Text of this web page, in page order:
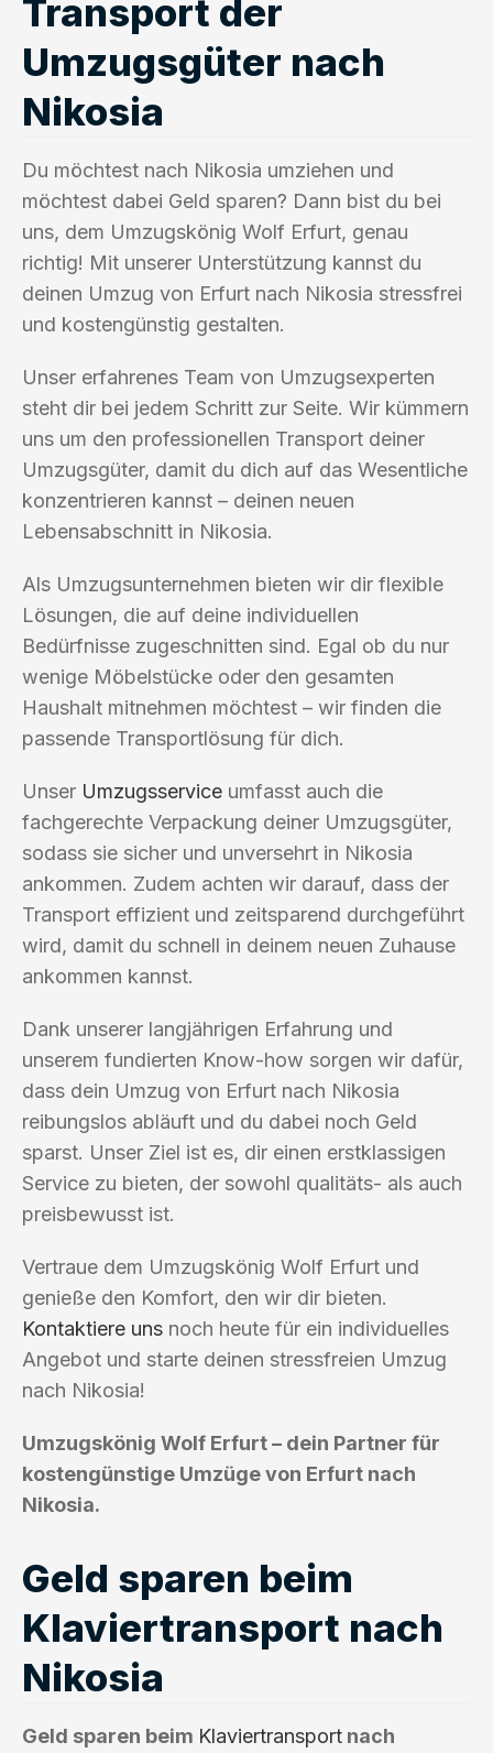
Transport der
Umzugsgüter nach
Nikosia
Du möchtest nach Nikosia umziehen und
möchtest dabei Geld sparen? Dann bist du bei
uns, dem Umzugskönig Wolf Erfurt, genau
richtig! Mit unserer Unterstützung kannst du
deinen Umzug von Erfurt nach Nikosia stressfrei
und kostengünstig gestalten.
Unser erfahrenes Team von Umzugsexperten
steht dir bei jedem Schritt zur Seite. Wir kümmern
uns um den professionellen Transport deiner
Umzugsgüter, damit du dich auf das Wesentliche
konzentrieren kannst – deinen neuen
Lebensabschnitt in Nikosia.
Als Umzugsunternehmen bieten wir dir flexible
Lösungen, die auf deine individuellen
Bedürfnisse zugeschnitten sind. Egal ob du nur
wenige Möbelstücke oder den gesamten
Haushalt mitnehmen möchtest – wir finden die
passende Transportlösung für dich.
Unser Umzugsservice umfasst auch die
fachgerechte Verpackung deiner Umzugsgüter,
sodass sie sicher und unversehrt in Nikosia
ankommen. Zudem achten wir darauf, dass der
Transport effizient und zeitsparend durchgeführt
wird, damit du schnell in deinem neuen Zuhause
ankommen kannst.
Dank unserer langjährigen Erfahrung und
unserem fundierten Know-how sorgen wir dafür,
dass dein Umzug von Erfurt nach Nikosia
reibungslos abläuft und du dabei noch Geld
sparst. Unser Ziel ist es, dir einen erstklassigen
Service zu bieten, der sowohl qualitäts- als auch
preisbewusst ist.
Vertraue dem Umzugskönig Wolf Erfurt und
genieße den Komfort, den wir dir bieten.
Kontaktiere uns noch heute für ein individuelles
Angebot und starte deinen stressfreien Umzug
nach Nikosia!
Umzugskönig Wolf Erfurt – dein Partner für
kostengünstige Umzüge von Erfurt nach
Nikosia.
Geld sparen beim
Klaviertransport nach
Nikosia
Geld sparen beim Klaviertransport nach